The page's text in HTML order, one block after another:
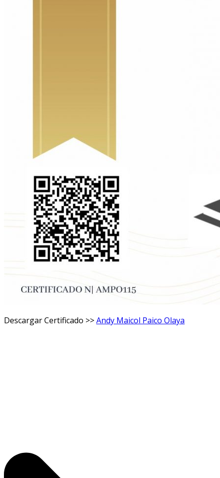
Descargar Certificado >>Andy Maicol Paico Olaya